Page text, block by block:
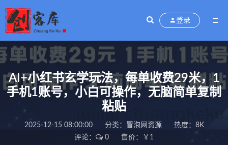
登录
AI+小红书玄学玩法，每单收费29米，1
手机1账号，小白可操作，无脑简单复制
粘贴
2025-12-15 08:00:00 分类： 冒泡网资源
热度：8K
评论：
0 售价：￥1